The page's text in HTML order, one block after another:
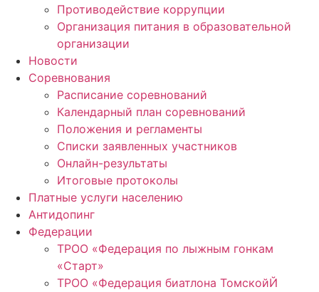
Противодействие коррупции
Организация питания в образовательной
организации
Новости
Соревнования
Расписание соревнований
Календарный план соревнований
Положения и регламенты
Списки заявленных участников
Онлайн-результаты
Итоговые протоколы
Платные услуги населению
Антидопинг
Федерации
ТРОО «Федерация по лыжным гонкам
«Старт»
ТРОО «Федерация биатлона ТомскойЙ